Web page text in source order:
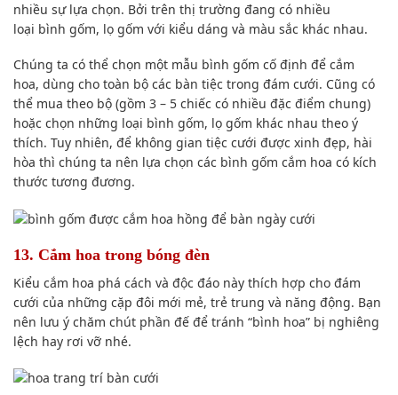
nhiều sự lựa chọn. Bởi trên thị trường đang có nhiều
loại bình gốm, lọ gốm với kiểu dáng và màu sắc khác nhau.
Chúng ta có thể chọn một mẫu bình gốm cố định để cắm
hoa, dùng cho toàn bộ các bàn tiệc trong đám cưới. Cũng có
thể mua theo bộ (gồm 3 – 5 chiếc có nhiều đặc điểm chung)
hoặc chọn những loại bình gốm, lọ gốm khác nhau theo ý
thích. Tuy nhiên, để không gian tiệc cưới được xinh đẹp, hài
hòa thì chúng ta nên lựa chọn các bình gốm cắm hoa có kích
thước tương đương.
13. Cắm hoa trong bóng đèn
Kiểu cắm hoa phá cách và độc đáo này thích hợp cho đám
cưới của những cặp đôi mới mẻ, trẻ trung và năng động. Bạn
nên lưu ý chăm chút phần đế để tránh “bình hoa” bị nghiêng
lệch hay rơi vỡ nhé.